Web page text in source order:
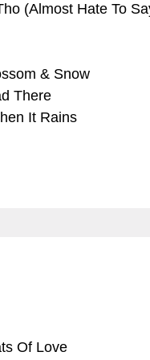
(Almost Hate To
& Snow
There
It Rains
Of Love